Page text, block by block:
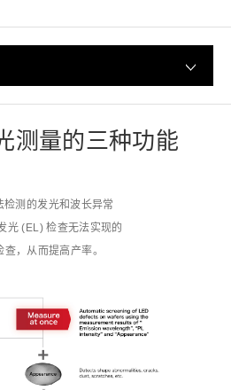
测量的三种功能
测的发光和波长异常
光 (EL) 检查无法实现的
，从而提高产率。